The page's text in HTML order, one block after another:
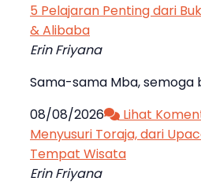
5 Pelajaran Penting dari
& Alibaba
Erin Friyana
Sama-sama Mba, semoga
08/08/2026
Lihat
Menyusuri Toraja, dari
Tempat Wisata
Erin Friyana